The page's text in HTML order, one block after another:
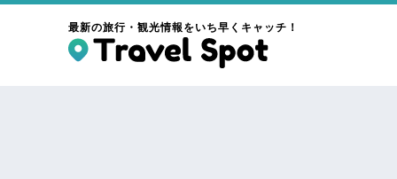
最新の旅行・観光情報をいち早くキャッチ！